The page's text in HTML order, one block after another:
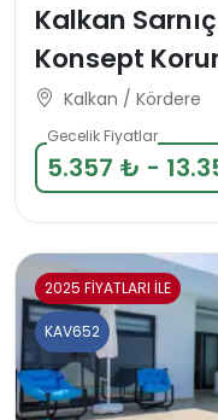
Kalkan
Konsept
Kalkan / Kördere
Gecelik Fiyatlar
5.357 ₺ -
2025 FİYATLARI İLE
KAV652